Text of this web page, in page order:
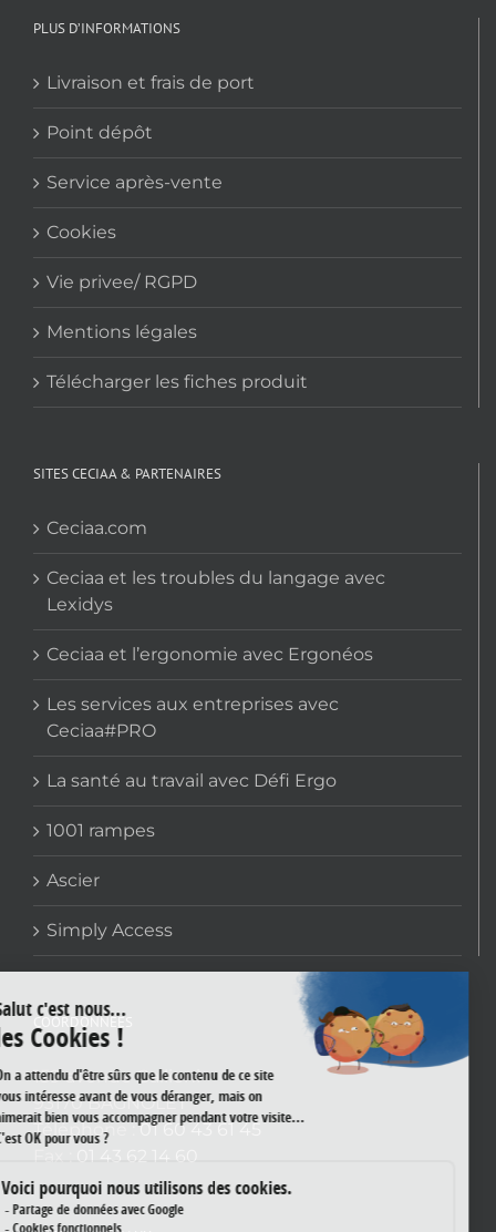
PLUS D’INFORMATIONS
Livraison et frais de port
Point dépôt
Service après-vente
Cookies
Vie privee/ RGPD
Mentions légales
Télécharger les fiches produit
SITES CECIAA & PARTENAIRES
Ceciaa.com
Ceciaa et les troubles du langage avec
Lexidys
Ceciaa et l’ergonomie avec Ergonéos
Les services aux entreprises avec
Ceciaa#PRO
La santé au travail avec Défi Ergo
1001 rampes
Ascier
Simply Access
COORDONNÉES
159 avenue Gallieni
93170 BAGNOLET
Téléphone :01 60 43 61 45
01 43 62 14 60